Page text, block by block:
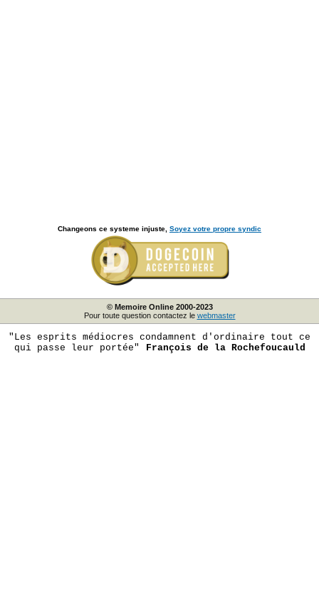
Changeons ce systeme injuste, Soyez votre propre syndic
© Memoire Online 2000-2023
Pour toute question contactez le webmaster
"Les esprits médiocres condamnent d'ordinaire tout ce
qui passe leur portée"
François de la Rochefoucauld